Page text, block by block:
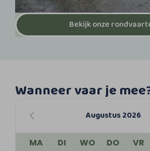
Bekijk onze
Wanneer vaar je
Augustus 2026
MA DI WO DO VR